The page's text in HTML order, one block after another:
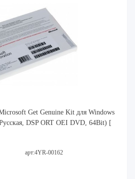
Get Genuine Kit для Windows
DSP ORT OEI DVD, 64Bit) [
арт:4YR-00162